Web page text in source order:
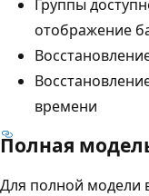
Группы
отображение
времени
Полная
Для полной модели